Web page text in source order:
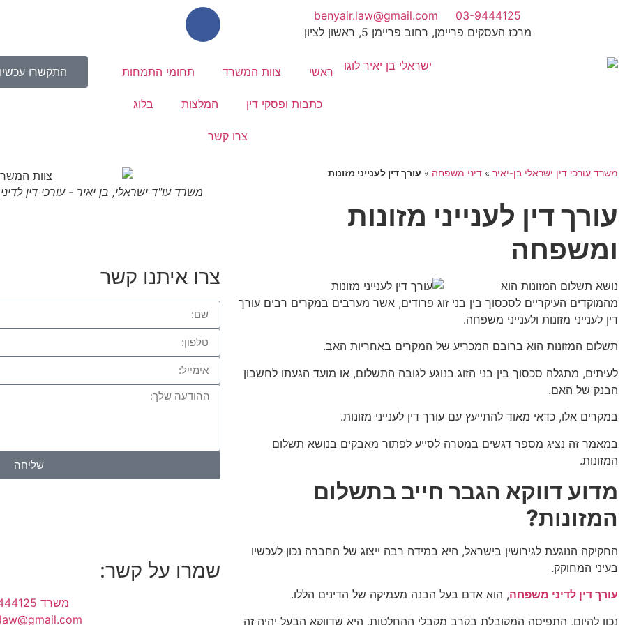
03-9444125
benyair.law@gmail.com
מרכז העסקים פריימן, רחוב פריימן 5, ראשון לציון
ראשי צוות המשרד תחומי התמחות
כתבות ופסקי דין המלצות בלוג
צרו קשר
התקשרו עכשיו
משרד עורכי דין ישראלי בן-יאיר » דיני משפחה » עורך דין לענייני מזונות
עורך דין לענייני מזונות
ומשפחה
נושא תשלום המזונות הוא
מהמוקדים העיקריים לסכסוך בין בני זוג פרודים, אשר מערבים במקרים רבים עורך
דין לענייני מזונות ולענייני משפחה.
תשלום המזונות הוא ברובם המכריע של המקרים באחריות האב.
לעיתים, מתגלה סכסוך בין בני הזוג בנוגע לגובה התשלום, או מועד הגעתו לחשבון
הבנק של האם.
במקרים אלו, כדאי מאוד להתייעץ עם עורך דין לענייני מזונות.
במאמר זה נציג מספר דגשים במטרה לסייע לפתור מאבקים בנושא תשלום
המזונות.
מדוע דווקא הגבר חייב בתשלום
המזונות?
החקיקה הנוגעת לגירושין בישראל, היא במידה רבה ייצוג של החברה נכון לעכשיו
בעיני המחוקק.
עורך דין לדיני משפחה, הוא אדם בעל הבנה מעמיקה של הדינים הללו.
נכון להיום, התפיסה המקובלת בקרב מקבלי ההחלטות, היא שדווקא הבעל יהיה זה
משרד עו"ד ישראלי, בן יאיר - עורכי דין
צרו איתנו קשר
שליחה
שמרו על קשר:
משרד 03-9444125